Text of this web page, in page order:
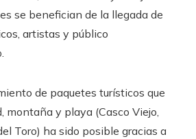
se benefician de la llegada de
artistas y público
de paquetes turísticos que
montaña y playa (Casco Viejo,
Toro) ha sido posible gracias a